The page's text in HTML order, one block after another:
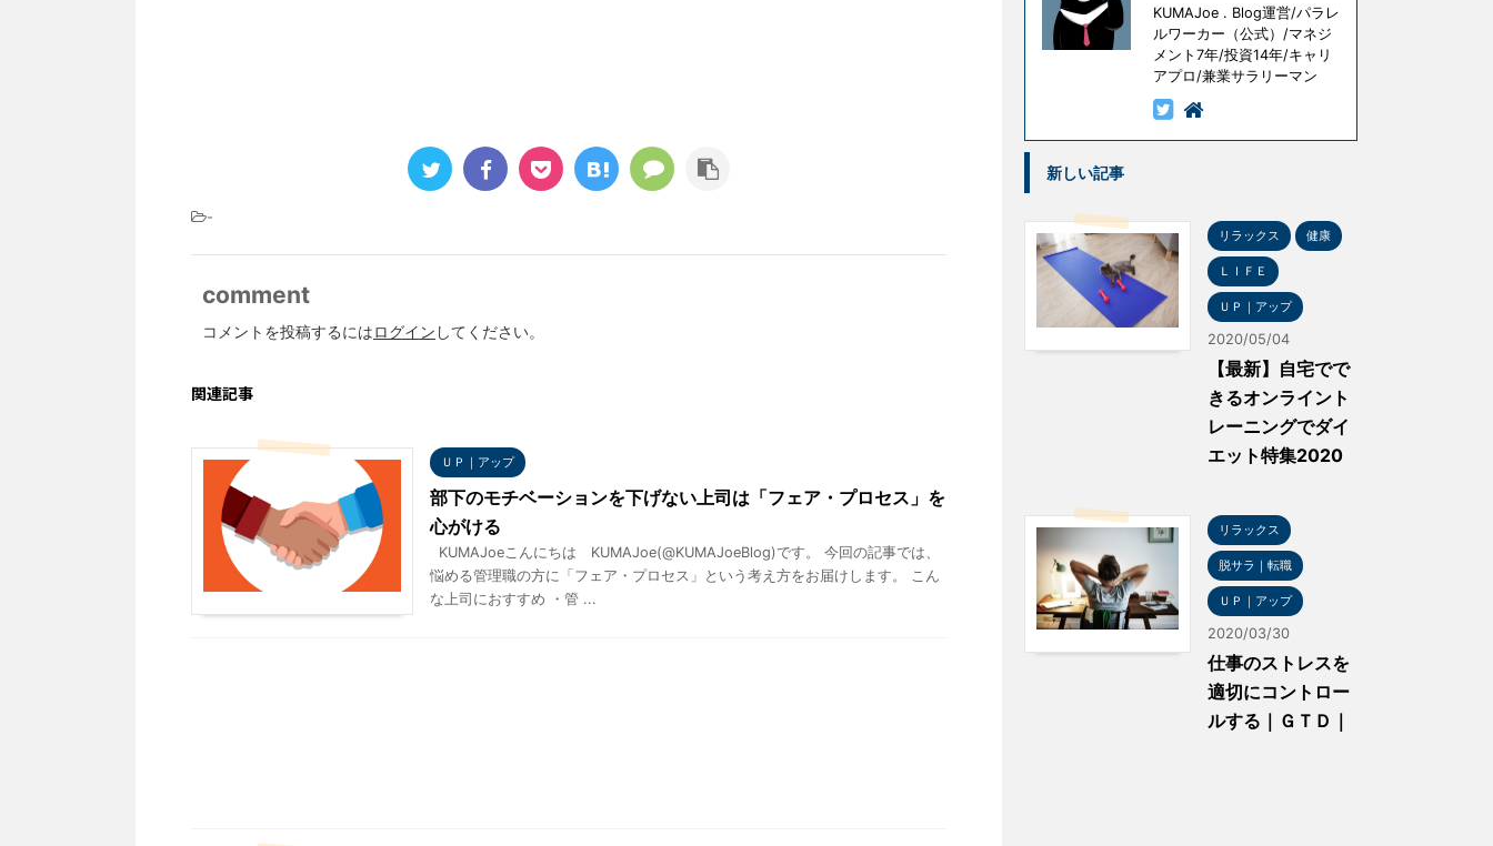
-
comment
コメントを投稿するにはログイン してください。
関連記事
ＵＰ｜アップ
部下のモチベーションを下げない上司は「フェア・プロセス」を
心がける
KUMAJoeこんにちは KUMAJoe(@KUMAJoeBlog)です。 今回の記事では、
悩める管理職の方に「フェア・プロセス」という考え方をお届けします。 こん
な上司におすすめ ・管 ...
KUMAJoe . Blog運営/パラレ
ルワーカー（公式）/マネジ
メント7年/投資14年/キャリ
アプロ/兼業サラリーマン
新しい記事
リラックス 健康
ＬＩＦＥ
ＵＰ｜アップ
2020/05/04
【最新】自宅でで
きるオンライント
レーニングでダイ
エット特集2020
リラックス
脱サラ｜転職
ＵＰ｜アップ
2020/03/30
仕事のストレスを
適切にコントロー
ルする｜ＧＴＤ｜